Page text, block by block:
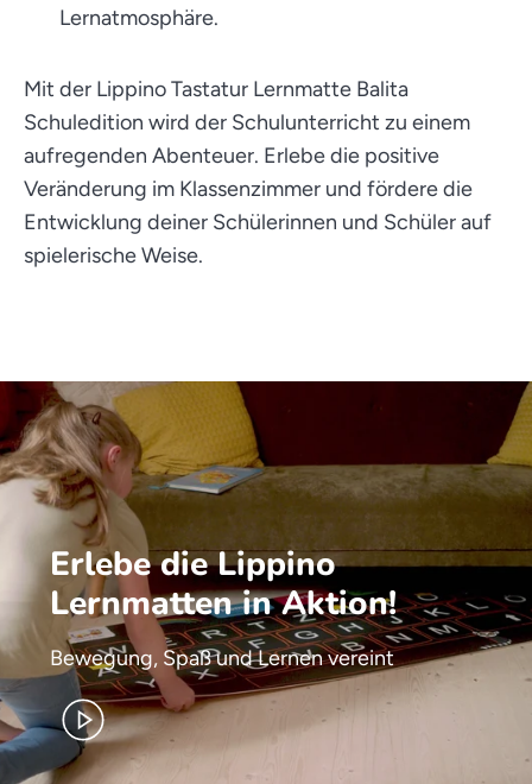
Lernatmosphäre.
Mit der Lippino Tastatur Lernmatte Balita
Schuledition wird der Schulunterricht zu einem
aufregenden Abenteuer. Erlebe die positive
Veränderung im Klassenzimmer und fördere die
Entwicklung deiner Schülerinnen und Schüler auf
spielerische Weise.
Erlebe die Lippino
Lernmatten in Aktion!
Bewegung, Spaß und Lernen vereint